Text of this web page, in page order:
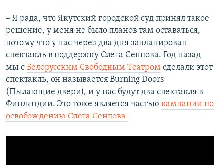
– Я рада, что Якутский городской суд принял такое
решение, у меня не было планов там оставаться,
потому что у нас через два дня запланирован
спектакль в поддержку Олега Сенцова. Год назад
мы с Белорусским Свободным Театром сделали этот
спектакль, он называется Burning Doors
(Пылающие двери), и у нас будут два спектакля в
Финляндии. Это тоже является частью кампании по
освобождению Олега Сенцова.